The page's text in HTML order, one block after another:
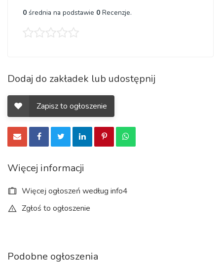
0 średnia na podstawie 0 Recenzje.
Dodaj do zakładek lub udostępnij
Zapisz to ogłoszenie
Więcej informacji
Więcej ogłoszeń według info4
Zgłoś to ogłoszenie
Podobne ogłoszenia